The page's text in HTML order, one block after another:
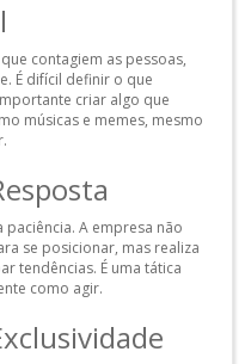
contagiem as pessoas,
É difícil definir o que
criar algo que
músicas e memes, mesmo
paciência. A empresa não
se posicionar, mas realiza
tendências. É uma tática
como agir.